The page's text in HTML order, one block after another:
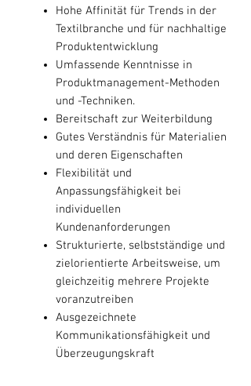
Hohe Affinität für Trends in der
Textilbranche und für nachhaltige
Produktentwicklung
Umfassende Kenntnisse in
Produktmanagement-Methoden
und -Techniken.
Bereitschaft zur Weiterbildung
Gutes Verständnis für Materialien
und deren Eigenschaften
Flexibilität und
Anpassungsfähigkeit bei
individuellen
Kundenanforderungen
Strukturierte, selbstständige und
zielorientierte Arbeitsweise, um
gleichzeitig mehrere Projekte
voranzutreiben
Ausgezeichnete
Kommunikationsfähigkeit und
Überzeugungskraft